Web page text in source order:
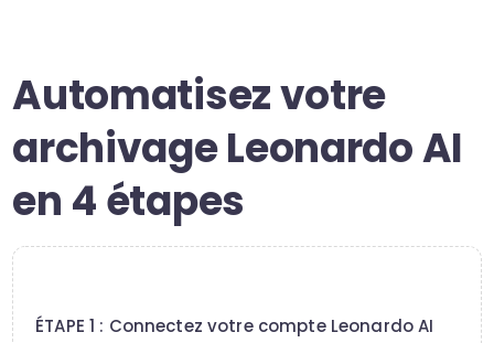
Automatisez votre
archivage Leonardo AI
en 4 étapes
ÉTAPE 1 : Connectez votre compte Leonardo AI